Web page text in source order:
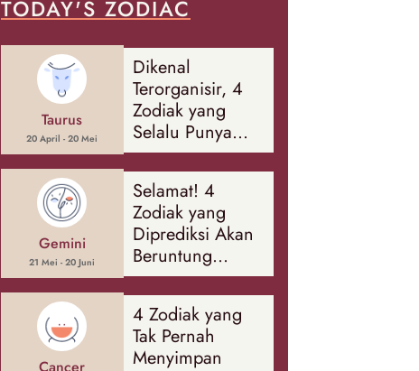
TODAY'S ZODIAC
Taurus
20 April - 20 Mei
Dikenal
Terorganisir, 4
Zodiak yang
Selalu Punya
Rencana
Cadangan Soal
Banyak Hal
Gemini
21 Mei - 20 Juni
Selamat! 4
Zodiak yang
Diprediksi Akan
Beruntung
Sepanjang
Agustus 2026
4 Zodiak yang
Tak Pernah
Menyimpan